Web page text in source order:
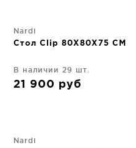
Nardi
Стол Clip 80X80X75 CM
В наличии 29 шт.
21 900 руб
Nardi